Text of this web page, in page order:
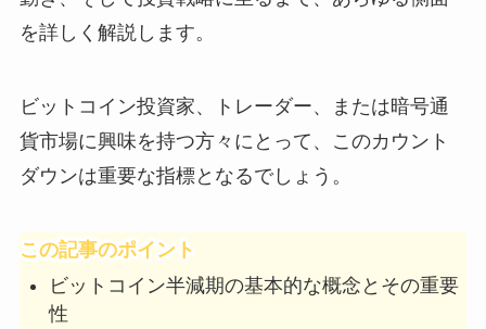
を詳しく解説します。
ビットコイン投資家、トレーダー、または暗号通
貨市場に興味を持つ方々にとって、このカウント
ダウンは重要な指標となるでしょう。
この記事のポイント
ビットコイン半減期の基本的な概念とその重要
性